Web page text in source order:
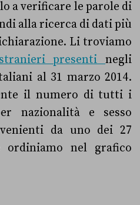
a verificare le parole di
alla ricerca di dati più
Li troviamo
stranieri presentinegli
al 31 marzo 2014.
il numero di tutti i
nazionalità e sesso
da uno dei 27
ordiniamo nel grafico